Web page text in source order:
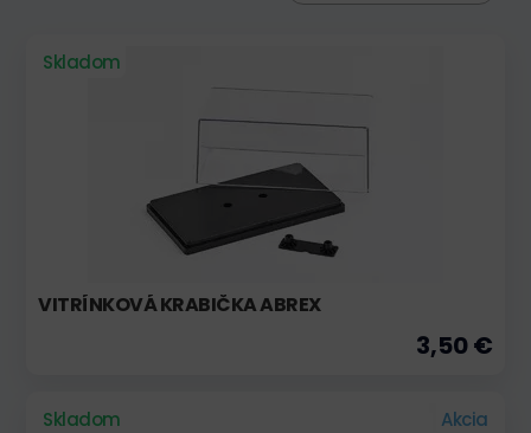
Skladom
VITRÍNKOVÁ KRABIČKA ABREX
3,50 €
Skladom Akcia